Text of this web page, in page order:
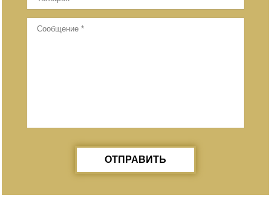
ОТПРАВИТЬ